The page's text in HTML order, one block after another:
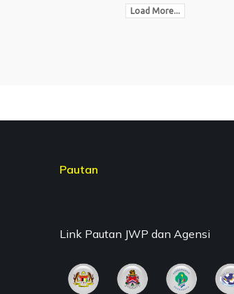
Load More...
Pautan
Link Pautan JWP dan Agensi